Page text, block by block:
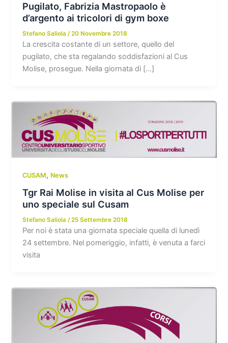
Pugilato, Fabrizia Mastropaolo è
d’argento ai tricolori di gym boxe
Stefano Saliola/20 Novembre 2018
La crescita costante di un settore, quello del
pugilato, che sta regalando soddisfazioni al Cus
Molise, prosegue. Nella giornata di […]
CUSAM, News
Tgr Rai Molise in visita al Cus Molise per
uno speciale sul Cusam
Stefano Saliola/25 Settembre 2018
Per noi è stata una giornata speciale quella di lunedì
24 settembre. Nel pomeriggio, infatti, è venuta a farci
visita